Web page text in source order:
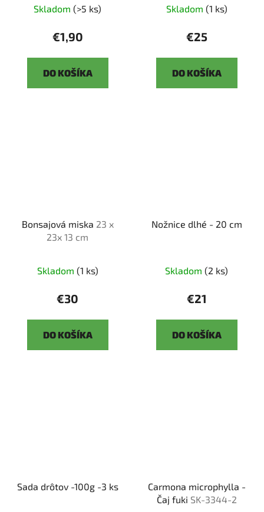
Skladom (>5 ks)
€1,90
DO KOŠÍKA
Skladom (1 ks)
€25
DO KOŠÍKA
Bonsajová miska 23 x
23x 13 cm
Skladom (1 ks)
€30
DO KOŠÍKA
Nožnice dlhé - 20 cm
Skladom (2 ks)
€21
DO KOŠÍKA
Sada drôtov -100g -3 ks
Carmona microphylla -
Čaj fuki SK-3344-2